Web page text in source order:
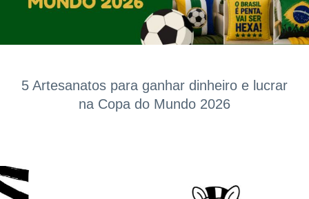
5 Artesanatos para ganhar dinheiro e lucrar
na Copa do Mundo 2026